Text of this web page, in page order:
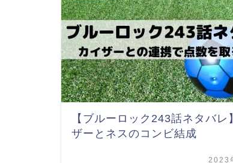
【ブルーロック243話ネタバレ
ザーとネスのコンビ結成
2023